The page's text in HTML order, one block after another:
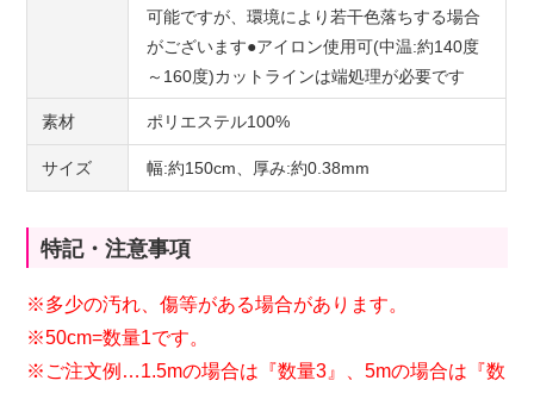
可能ですが、環境により若干色落ちする場合
がございます●アイロン使用可(中温:約140度
～160度)カットラインは端処理が必要です
素材 ポリエステル100%
サイズ 幅:約150cm、厚み:約0.38mm
特記・注意事項
※多少の汚れ、傷等がある場合があります。
※50cm=数量1です。
※ご注文例…1.5mの場合は『数量3』、5mの場合は『数